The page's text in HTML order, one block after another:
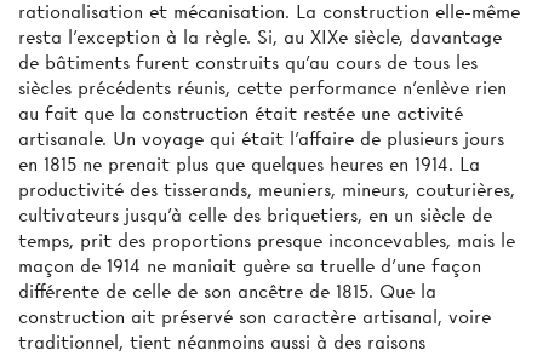
rationalisation et mécanisation. La construction elle-même
resta l'exception à la règle. Si, au XIXe siècle, davantage
de bâtiments furent construits qu’au cours de tous les
siècles précédents réunis, cette performance n'enlève rien
au fait que la construction était restée une activité
artisanale. Un voyage qui était l'affaire de plusieurs jours
en 1815 ne prenait plus que quelques heures en 1914. La
productivité des tisserands, meuniers, mineurs, couturières,
cultivateurs jusqu'à celle des briquetiers, en un siècle de
temps, prit des proportions presque inconcevables, mais le
maçon de 1914 ne maniait guère sa truelle d'une façon
différente de celle de son ancêtre de 1815. Que la
construction ait préservé son caractère artisanal, voire
traditionnel, tient néanmoins aussi à des raisons